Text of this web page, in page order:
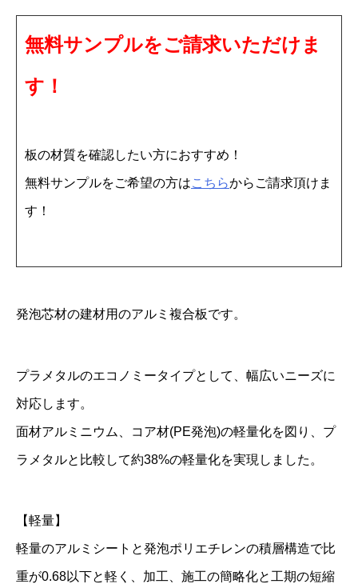
0
1
1
枚
無料サンプルをご請求いただけま
す！
板の材質を確認したい方におすすめ！
無料サンプルをご希望の方はこちらからご請求頂けま
す！
発泡芯材の建材用のアルミ複合板です。
プラメタルのエコノミータイプとして、幅広いニーズに
対応します。
面材アルミニウム、コア材(PE発泡)の軽量化を図り、プ
ラメタルと比較して約38%の軽量化を実現しました。
【軽量】
軽量のアルミシートと発泡ポリエチレンの積層構造で比
重が0.68以下と軽く、加工、施工の簡略化と工期の短縮